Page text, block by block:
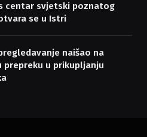
centar svjetski poznatog
se u Istri
naišao na
prepreku u prikupljanju